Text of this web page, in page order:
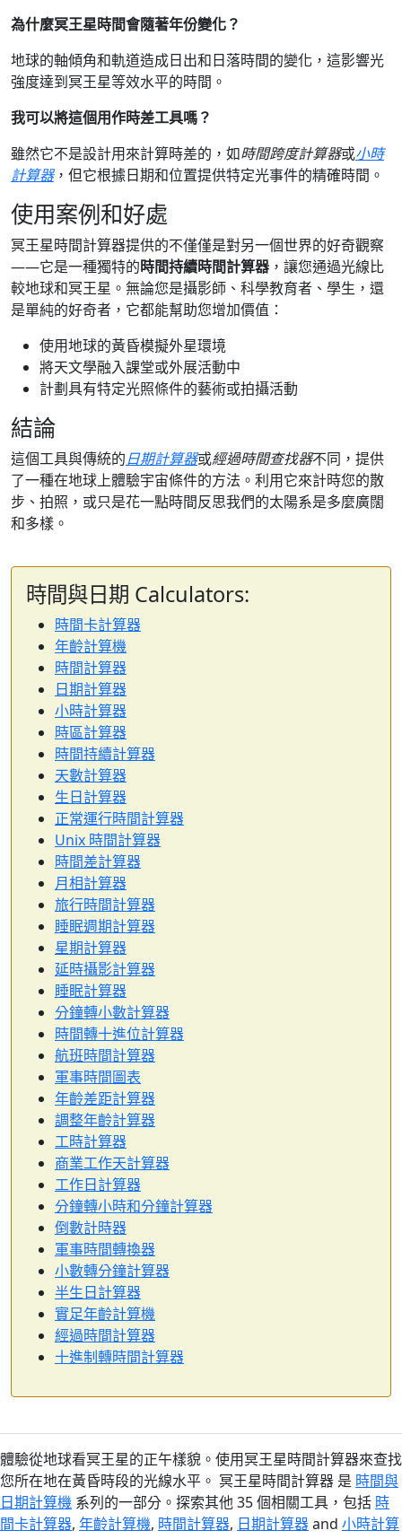
為什麼冥王星時間會隨著年份變化？
地球的軸傾角和軌道造成日出和日落時間的變化，這影響光
強度達到冥王星等效水平的時間。
我可以將這個用作時差工具嗎？
雖然它不是設計用來計算時差的，如時間跨度計算器或小時
計算器，但它根據日期和位置提供特定光事件的精確時間。
使用案例和好處
冥王星時間計算器提供的不僅僅是對另一個世界的好奇觀察
——它是一種獨特的時間持續時間計算器 ，讓您通過光線比
較地球和冥王星。無論您是攝影師、科學教育者、學生，還
是單純的好奇者，它都能幫助您增加價值：
使用地球的黃昏模擬外星環境
將天文學融入課堂或外展活動中
計劃具有特定光照條件的藝術或拍攝活動
結論
這個工具與傳統的日期計算器或經過時間查找器不同，提供
了一種在地球上體驗宇宙條件的方法。利用它來計時您的散
步、拍照，或只是花一點時間反思我們的太陽系是多麼廣闊
和多樣。
時間與日期 Calculators:
時間卡計算器
年齡計算機
時間計算器
日期計算器
小時計算器
時區計算器
時間持續計算器
天數計算器
生日計算器
正常運行時間計算器
Unix 時間計算器
時間差計算器
月相計算器
旅行時間計算器
睡眠週期計算器
星期計算器
延時攝影計算器
睡眠計算器
分鐘轉小數計算器
時間轉十進位計算器
航班時間計算器
軍事時間圖表
年齡差距計算器
調整年齡計算器
工時計算器
商業工作天計算器
工作日計算器
分鐘轉小時和分鐘計算器
倒數計時器
軍事時間轉換器
小數轉分鐘計算器
半生日計算器
實足年齡計算機
經過時間計算器
十進制轉時間計算器
體驗從地球看冥王星的正午樣貌。使用冥王星時間計算器來查找
您所在地在黃昏時段的光線水平。 冥王星時間計算器 是 時間與
日期計算機 系列的一部分。探索其他 35 個相關工具，包括 時
間卡計算器, 年齡計算機, 時間計算器, 日期計算器and 小時計算